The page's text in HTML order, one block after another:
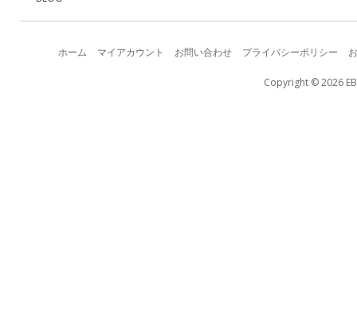
ホーム マイアカウント お問い合わせ プライバシーポリシー
Copyright © 2026